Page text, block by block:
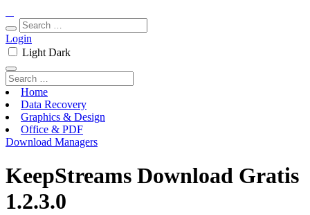
Login
Light Dark
Home
Data Recovery
Graphics & Design
Office & PDF
Download Managers
KeepStreams Download Gratis
1.2.3.0